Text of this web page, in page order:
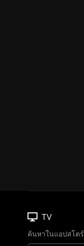
TV
ค้นหาในแอปสโตร์